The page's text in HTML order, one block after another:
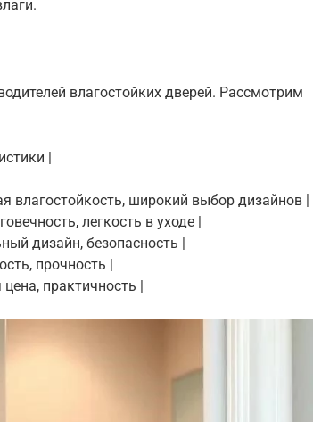
влагостойких дверей. Рассмотрим
|
влагостойкость, широкий выбор дизайнов |
легкость в уходе |
дизайн, безопасность |
прочность |
практичность |